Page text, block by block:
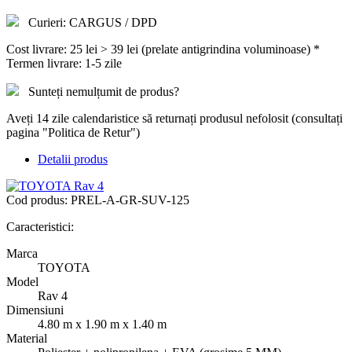
Curieri: CARGUS / DPD
Cost livrare: 25 lei > 39 lei (prelate antigrindina voluminoase) *
Termen livrare: 1-5 zile
Sunteți nemulțumit de produs?
Aveți 14 zile calendaristice să returnați produsul nefolosit (consultați
pagina "Politica de Retur")
Detalii produs
Cod produs: PREL-A-GR-SUV-125
Caracteristici:
Marca
TOYOTA
Model
Rav 4
Dimensiuni
4.80 m x 1.90 m x 1.40 m
Material